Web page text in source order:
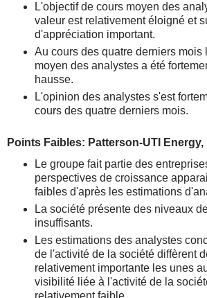
L'objectif de cours moyen des
valeur est relativement éloigné et
d'appréciation important.
Au cours des quatre derniers mois
moyen des analystes a été
hausse.
L'opinion des analystes s'est
cours des quatre derniers mois.
Points Faibles: Patterson-UTI Energy,
Le groupe fait partie des
perspectives de croissance
faibles d'après les estimations
La société présente des niveaux
insuffisants.
Les estimations des analystes
de l'activité de la société diffèrent
relativement importante les unes
visibilité liée à l'activité de la
relativement faible.